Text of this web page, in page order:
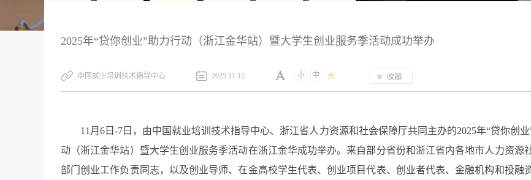
2025年“贷你创业”助力行动（浙江金华站）暨大学生创业服务季活动成功举办
​中国就业培训技术指导中心 2025.11.12 小 中 大
11月6日-7日，由中国就业培训技术指导中心、浙江省人力资源和社会保障厅共同主办的2025年“贷你创
动（浙江金华站）暨大学生创业服务季活动在浙江金华成功举办。来自部分省份和浙江省内各地市人力资源
部门创业工作负责同志，以及创业导师、在金高校学生代表、创业项目代表、创业者代表、金融机构和投融